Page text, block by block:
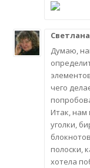
Думаю,
чего
Итак, нам
уголки,
полоски,
хотела